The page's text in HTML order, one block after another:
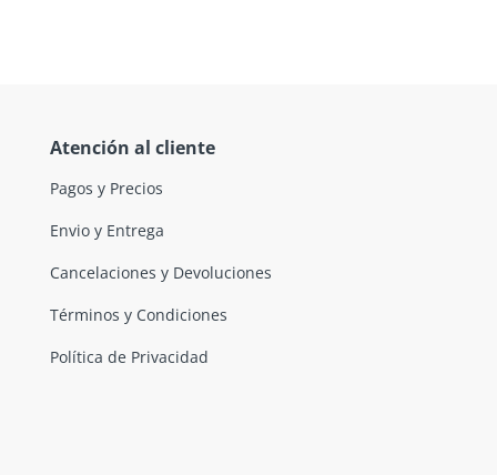
Atención al cliente
Pagos y Precios
Envio y Entrega
Cancelaciones y Devoluciones
Términos y Condiciones
Política de Privacidad